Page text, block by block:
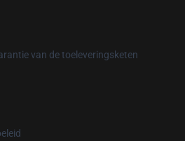
van de toeleveringsketen